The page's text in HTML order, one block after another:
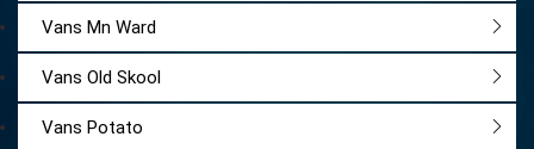
Vans Mn Ward
Vans Old Skool
Vans Potato